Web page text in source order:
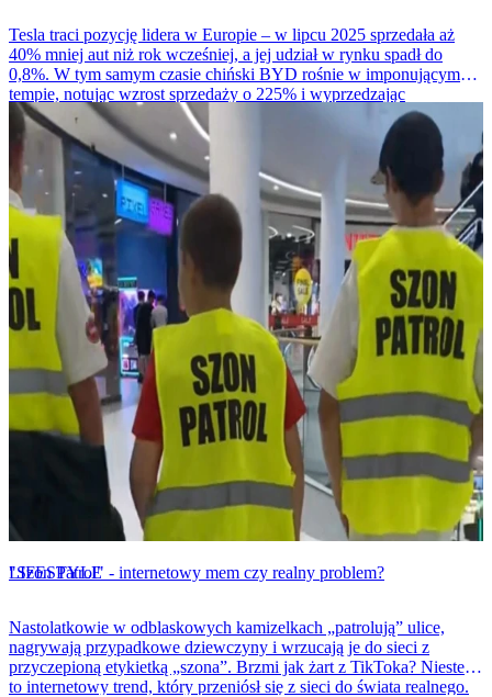
Tesla traci pozycję lidera w Europie – w lipcu 2025 sprzedała aż
40% mniej aut niż rok wcześniej, a jej udział w rynku spadł do
0,8%. W tym samym czasie chiński BYD rośnie w imponującym
tempie, notując wzrost sprzedaży o 225% i wyprzedzając
amerykańskiego giganta.
LIFESTYLE
"Szon Patrol" - internetowy mem czy realny problem?
Nastolatkowie w odblaskowych kamizelkach „patrolują” ulice,
nagrywają przypadkowe dziewczyny i wrzucają je do sieci z
przyczepioną etykietką „szona”. Brzmi jak żart z TikToka? Niestety
to internetowy trend, który przeniósł się z sieci do świata realnego.